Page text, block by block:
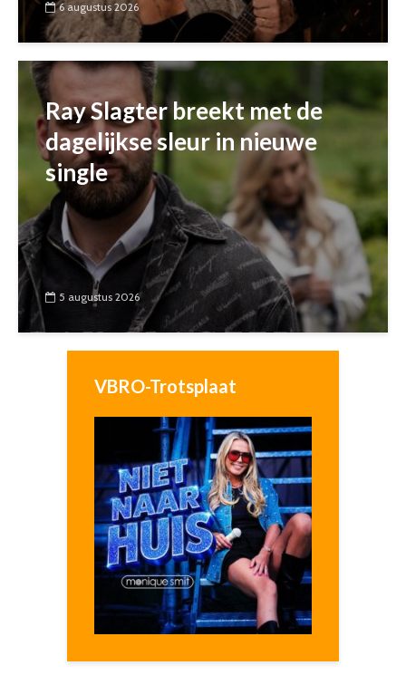
6 augustus 2026
Ray Slagter breekt met de
dagelijkse sleur in nieuwe
single
5 augustus 2026
VBRO-Trotsplaat